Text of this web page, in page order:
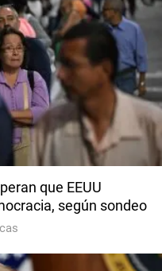
que EEUU
según sondeo